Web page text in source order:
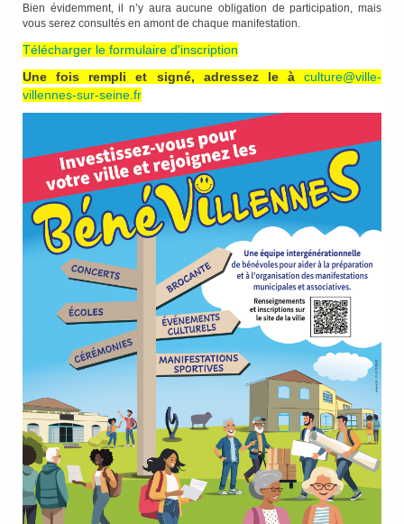
Bien évidemment, il n’y aura aucune obligation de participation, mais
vous serez consultés en amont de chaque manifestation.
Télécharger le formulaire d'inscription
Une fois rempli et signé, adressez le à culture@ville-
villennes-sur-seine.fr